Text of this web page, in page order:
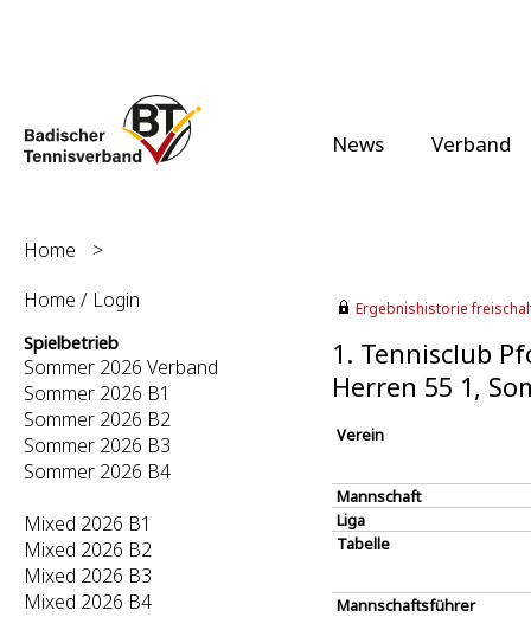
News Verband
Home
>
Home / Login
Spielbetrieb
Sommer 2026 Verband
Sommer 2026 B1
Sommer 2026 B2
Sommer 2026 B3
Sommer 2026 B4
Mixed 2026 B1
Mixed 2026 B2
Mixed 2026 B3
Mixed 2026 B4
Ergebnishistorie
1. Tennisclub
Herren 55 1,
Verein
Mannschaft
Liga
Tabelle
Mannschaftsführer